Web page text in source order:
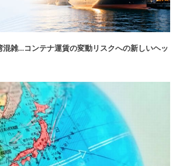
混雑…コンテナ運賃の変動リスクへの新しいヘッ